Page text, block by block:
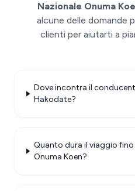
Nazionale Onuma
alcune delle domande
clienti per aiutarti a
Dove incontra il
Hakodate?
Quanto dura il viaggio fino
Onuma Koen?